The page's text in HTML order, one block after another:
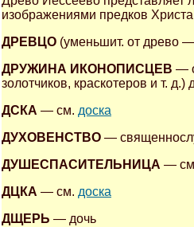
изображениями предков
ДРЕВЦО (уменьшит. от древо
ДРУЖИНА ИКОНОПИСЦЕВ —
золотчиков, краскотеров и т.
ДСКА — см. доска
ДУХОВЕНСТВО —
ДУШЕСПАСИТЕЛЬНИЦА —
ДЦКА — см. доска
ДЩЕРЬ — дочь